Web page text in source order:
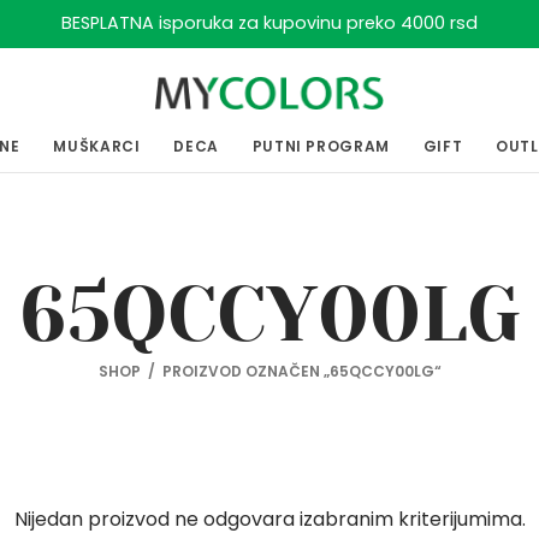
BESPLATNA isporuka za kupovinu preko 4000 rsd
MUŠKARCI DECA PUTNI PROGRAM GIFT
65QCCY00LG
SHOP / PROIZVOD OZNAČEN „65QCCY00LG“
Nijedan proizvod ne odgovara izabranim kriterijumima.